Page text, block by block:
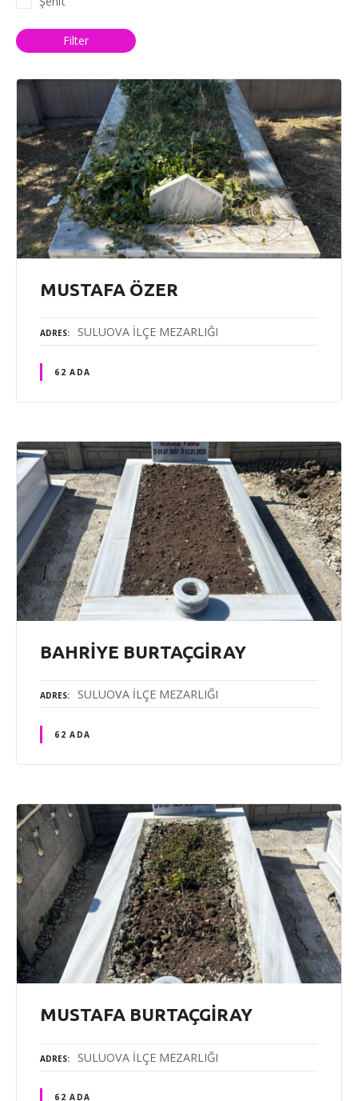
Filter
MUSTAFA ÖZER
ADRES SULUOVA İLÇE MEZARLIĞI
62 ADA
BAHRİYE BURTAÇGİRAY
ADRES SULUOVA İLÇE MEZARLIĞI
62 ADA
MUSTAFA BURTAÇGİRAY
ADRES SULUOVA İLÇE MEZARLIĞI
62 ADA